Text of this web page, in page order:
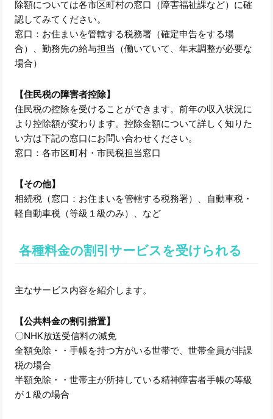
除額については各市区町村の窓口（障害福祉課など）に確
認してみてください。
窓口：お住まいを管轄する税務署（確定申告をする場
合）、勤務先の給与担当（働いていて、年末調整が必要な
場合）
【住民税の障害者控除】
住民税の控除を受けることができます。前年の収入状況に
より控除額が変わります。控除金額について詳しく知りた
い方は下記の窓口にお問い合わせください。
窓口：各市区町村・市民税担当窓口
【その他】
相続税（窓口：お住まいを管轄する税務署）、自動車税・
軽自動車税（等級１級のみ）、など
各種料金の割引サービスを受けられる
主なサービス内容を紹介します。
【公共料金の割引措置】
〇NHK放送受信料の減免
全額免除・・手帳を持つ方がいる世帯で、世帯全員が非課
税の場合
半額免除・・世帯主が所持している精神障害者手帳の等級
が１級の場合